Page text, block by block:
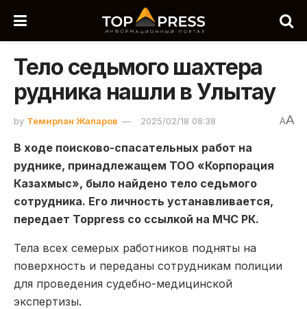
Тело седьмого шахтера
рудника нашли в Улытау
by Темирлан Жапаров 2025/02/18 08:38 AA
В ходе поисково-спасательных работ на
руднике, принадлежащем ТОО «Корпорация
Казахмыс», было найдено тело седьмого
сотрудника. Его личность устанавливается,
передает Toppress со ссылкой на МЧС РК.
Тела всех семерых работников подняты на
поверхность и переданы сотрудникам полиции
для проведения судебно-медицинской
экспертизы.